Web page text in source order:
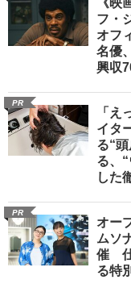
《映
フ・
オフ
名優
興収
PR
「え
イタ
る“
る、
した
PR
オー
ムソ
催 仕
る特